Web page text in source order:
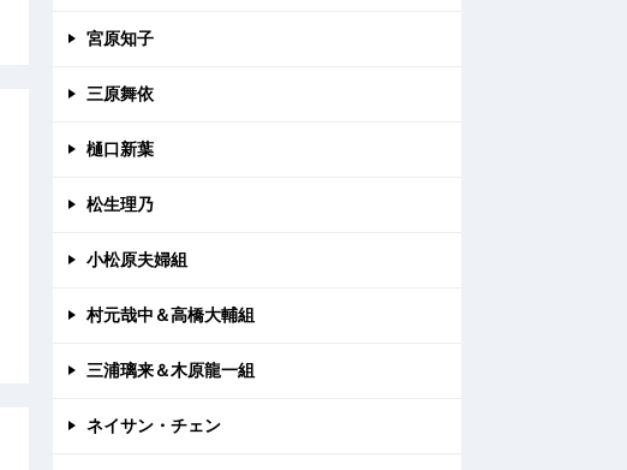
宮原知子
三原舞依
樋口新葉
松生理乃
小松原夫婦組
村元哉中＆高橋大輔組
三浦璃来＆木原龍一組
ネイサン・チェン